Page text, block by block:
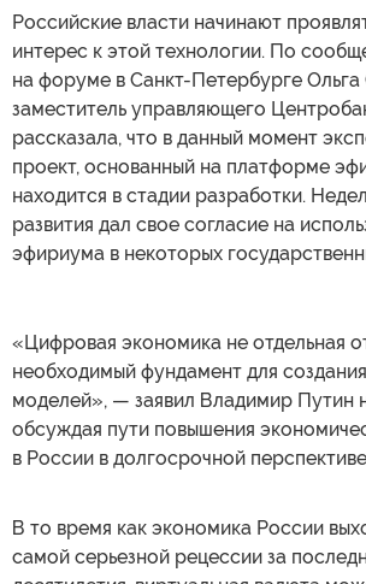
Российские власти начинают
интерес к этой технологии. По
на форуме в Санкт-Петербурге Ольга
заместитель управляющего
рассказала, что в данный момент
проект, основанный на платформе
находится в стадии разработки.
развития дал свое согласие на
эфириума в некоторых
«Цифровая экономика не отдельная
необходимый фундамент для
моделей», — заявил Владимир Путин
обсуждая пути повышения
в России в долгосрочной
В то время как экономика России
самой серьезной рецессии за